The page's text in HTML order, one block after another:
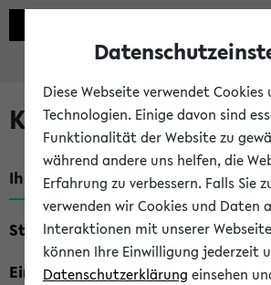
Kombisuche im eKVV
Ihre Suchkriterien:
Studienfach
Einrichtung
Diese Webseite verwendet
Technologien. Einige davon sind
Funktionalität der Website zu
während andere uns helfen, die
Erfahrung zu verbessern. Falls Sie
verwenden wir Cookies und Daten
Interaktionen mit unserer
können Ihre Einwilligung jederzeit
Datenschutzerklärung einsehen